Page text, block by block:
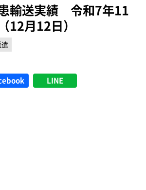
輸送実績 令和7年11
12月12日）
LINE